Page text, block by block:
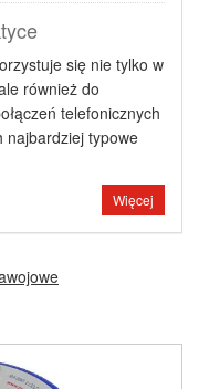
się nie tylko w
również do
telefonicznych
najbardziej typowe
Więcej